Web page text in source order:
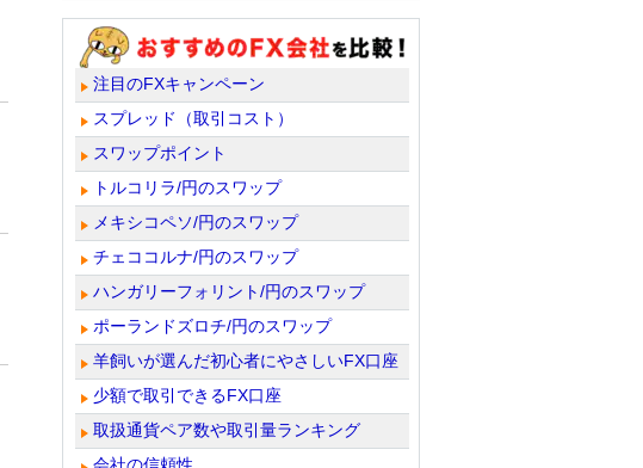
注目のFXキャンペーン
スプレッド（取引コスト）
スワップポイント
トルコリラ/円のスワップ
メキシコペソ/円のスワップ
チェココルナ/円のスワップ
ハンガリーフォリント/円のスワップ
ポーランドズロチ/円のスワップ
羊飼いが選んだ初心者にやさしいFX口座
少額で取引できるFX口座
取扱通貨ペア数や取引量ランキング